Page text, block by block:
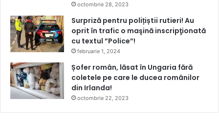
octombrie 28, 2023
Surpriză pentru polițiștii rutieri! Au
oprit în trafic o maşină inscripţionată
cu textul ”Police”!
februarie 1, 2024
Șofer român, lăsat în Ungaria fără
coletele pe care le ducea românilor
din Irlanda!
octombrie 22, 2023